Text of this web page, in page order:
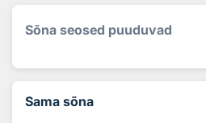
Sõna seosed puuduvad
Sama sõna